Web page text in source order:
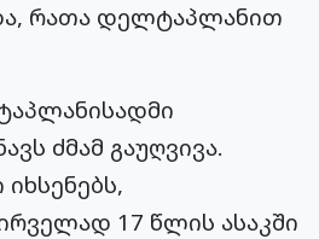
რათა დელტაპლანით
ძმამ გაუღვივა.
17 წლის ასაკში